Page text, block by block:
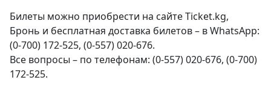
Билеты можно приобрести на сайте Ticket.kg,
Бронь и бесплатная доставка билетов – в WhatsApp:
(0-700) 172-525, (0-557) 020-676.
Все вопросы – по телефонам: (0-557) 020-676, (0-700)
172-525.